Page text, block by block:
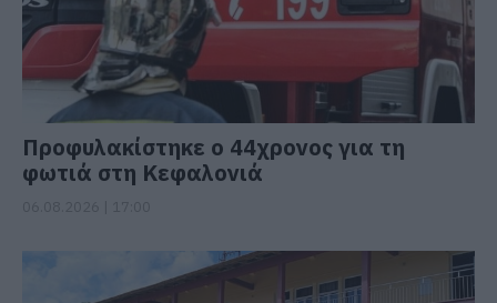
Προφυλακίστηκε ο 44χρονος για τη
φωτιά στη Κεφαλονιά